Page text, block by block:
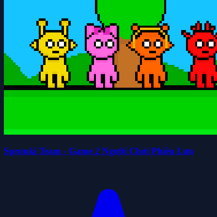
Sprunki Team - Game 2 Người Chơi Phiêu Lưu